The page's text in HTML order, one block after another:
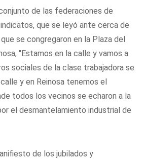
de las federaciones de
que se leyó ante cerca de
se congregaron en la Plaza del
"Estamos en la calle y vamos a
sociales de la clase trabajadora se
y en Reinosa tenemos el
todos los vecinos se echaron a la
el desmantelamiento industrial de
de los jubilados y